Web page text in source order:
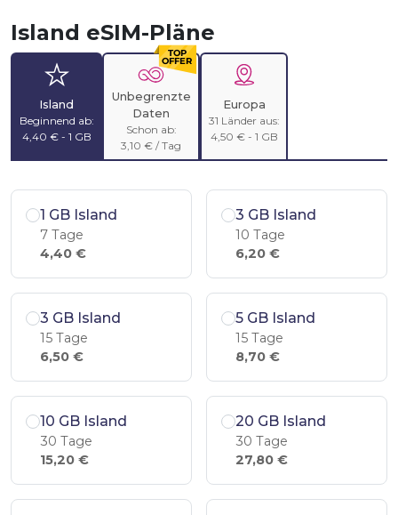
Island eSIM-Pläne
Island
Beginnend ab:
4,40 € - 1 GB
Unbegrenzte
Daten
Schon ab:
3,10 € / Tag
Europa
31 Länder aus:
4,50 € - 1 GB
1 GB Island
7 Tage
4,40 €
3 GB Island
10 Tage
6,20 €
3 GB Island
15 Tage
6,50 €
5 GB Island
15 Tage
8,70 €
10 GB Island
30 Tage
15,20 €
20 GB Island
30 Tage
27,80 €